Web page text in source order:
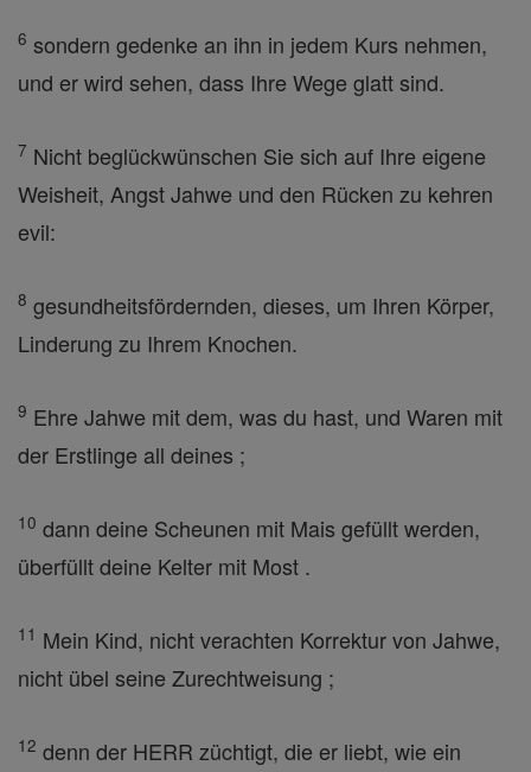
6 sondern gedenke an ihn in jedem Kurs nehmen,
und er wird sehen, dass Ihre Wege glatt sind.
7 Nicht beglückwünschen Sie sich auf Ihre eigene
Weisheit, Angst Jahwe und den Rücken zu kehren
evil:
8 gesundheitsfördernden, dieses, um Ihren Körper,
Linderung zu Ihrem Knochen.
9 Ehre Jahwe mit dem, was du hast, und Waren mit
der Erstlinge all deines ;
10 dann deine Scheunen mit Mais gefüllt werden,
überfüllt deine Kelter mit Most .
11 Mein Kind, nicht verachten Korrektur von Jahwe,
nicht übel seine Zurechtweisung ;
12 denn der HERR züchtigt, die er liebt, wie ein